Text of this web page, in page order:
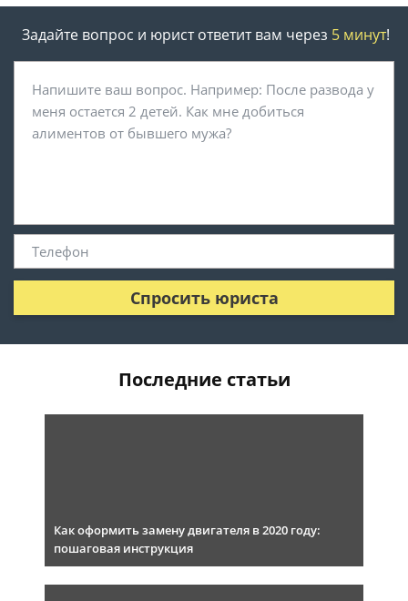
Задайте вопрос и юрист ответит вам через 5 минут!
Спросить юриста
Последние статьи
Как оформить замену двигателя в 2020 году:
пошаговая инструкция